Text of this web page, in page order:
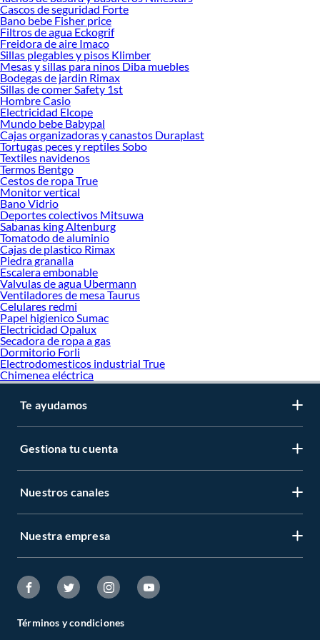
Por otro lado, si estás renovando tu sistema de iluminación o buscando una
alternativa más moderna, los tubos LED ofrecen una excelente relación entre
calidad y consumo. A diferencia de los tubos tradicionales, generan menos calor,
tienen una vida útil más larga y en muchos casos no requieren reemplazo
frecuente. Elegir el tubo de luz adecuado no solo mejora la visibilidad, sino que
también aporta seguridad y confort en el día a día.
Explora nuestras colecciones disponibles y descubre cuál se adapta mejor a ti.
Conoce más sobre sus beneficios y transforma tus espacios con una iluminación
eficiente, duradera y funcional.
Complementa tu compra con estos productos:
Canalización
Cajas de paso
Canaleta
Tubo galvanizado
Cascos de seguridad Forte
Bano bebe Fisher price
Filtros de agua Eckogrif
Freidora de aire Imaco
Sillas plegables y pisos Klimber
Mesas y sillas para ninos Diba muebles
Bodegas de jardin Rimax
Sillas de comer Safety 1st
Hombre Casio
Electricidad Elcope
Mundo bebe Babypal
Cajas organizadoras y canastos Duraplast
Tortugas peces y reptiles Sobo
Textiles navidenos
Termos Bentgo
Cestos de ropa True
Monitor vertical
Bano Vidrio
Deportes colectivos Mitsuwa
Sabanas king Altenburg
Tomatodo de aluminio
Cajas de plastico Rimax
Piedra granalla
Escalera embonable
Valvulas de agua Ubermann
Ventiladores de mesa Taurus
Celulares redmi
Papel higienico Sumac
Electricidad Opalux
Secadora de ropa a gas
Dormitorio Forli
Electrodomesticos industrial True
Chimenea eléctrica
Te ayudamos
Gestiona tu cuenta
Nuestros canales
Nuestra empresa
Términos y condiciones